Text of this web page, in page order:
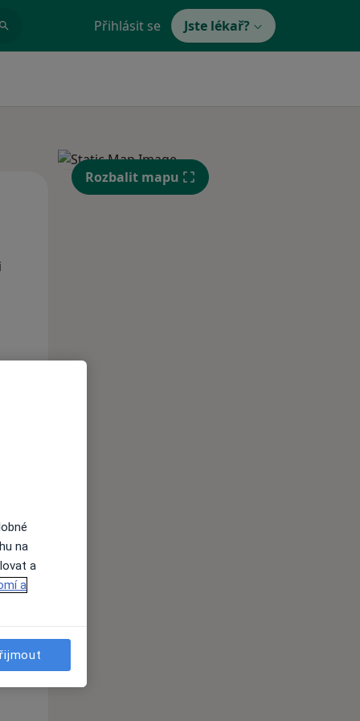
Přihlásit se Jste lékař?
Út St
Rozbalit mapu
na
a
a